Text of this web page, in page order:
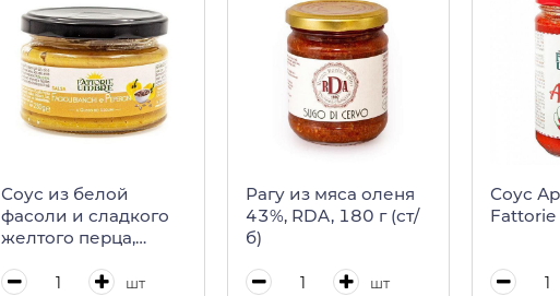
Соус из белой
фасоли и сладкого
желтого перца,
(ст/б)
шт
Рагу из мяса оленя
43%, RDA, 180 г (ст/
б)
шт
Соус
Fattorie